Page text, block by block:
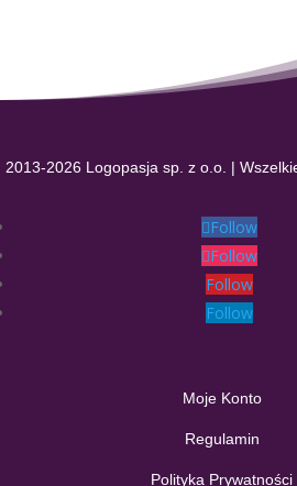
2013-2026 Logopasja sp. z o.o. |
Follow
Follow
Follow
Follow
Moje Konto
Regulamin
Polityka Prywatności